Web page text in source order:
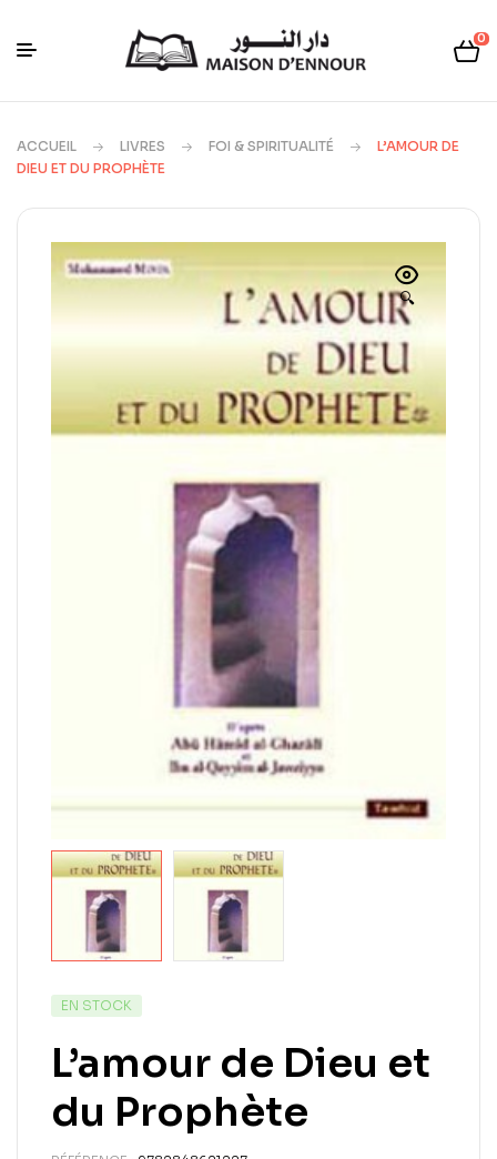
0
ACCUEIL LIVRES FOI & SPIRITUALITÉ
L’AMOUR DE
DIEU ET DU PROPHÈTE
🔍
EN STOCK
L’amour de Dieu et
du Prophète